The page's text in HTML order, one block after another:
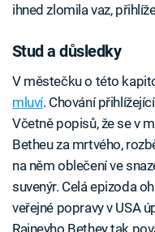
ihned zlomila vaz,
Stud a důsledky
V městečku o této
mluví. Chování
Včetně popisů, že se v
Betheu za mrtvého,
na něm oblečení ve
suvenýr. Celá epizoda
veřejné popravy v USA